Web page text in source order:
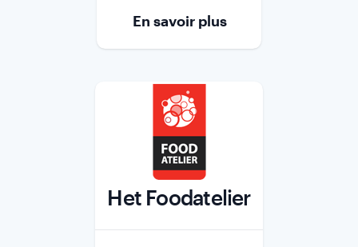
En savoir plus
Het Foodatelier
Role